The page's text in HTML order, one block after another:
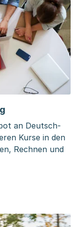
an Deutsch-
Kurse in den
Rechnen und